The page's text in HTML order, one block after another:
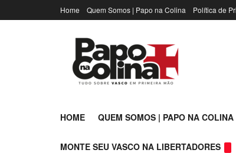
Home Quem Somos | Papo na Colina Política de
HOME QUEM SOMOS | PAPO NA COLINA
MONTE SEU VASCO NA LIBERTADORES